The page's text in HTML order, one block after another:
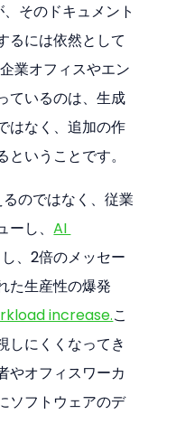
そのドキュメント
るには依然として
業オフィスやエン
ているのは、生成
はなく、追加の作
いうことです。
のではなく、従業
ーし、AI
、2倍のメッセー
た生産性の爆発
increase.こ
しにくくなってき
やオフィスワーカ
ソフトウェアのデ